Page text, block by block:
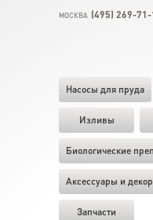
МОСКВА (495) 269-
Насосы для пруда
Изливы
Биологические
Аксессуары и декор
Запчасти